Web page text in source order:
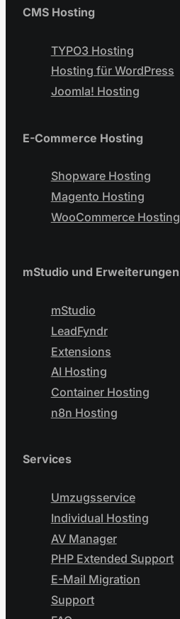
CMS Hosting
TYPO3 Hosting
Hosting für WordPress
Joomla! Hosting
E-Commerce Hosting
Shopware Hosting
Magento Hosting
WooCommerce Hosting
mStudio und Erweiterungen
mStudio
LeadFyndr
Extensions
AI Hosting
Container Hosting
n8n Hosting
Services
Umzugsservice
Individual Hosting
AV Manager
PHP Extended Support
E-Mail Migration
Support